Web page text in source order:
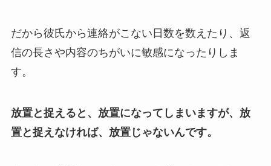
だから彼氏から連絡がこない日数を数えたり、返
信の長さや内容のちがいに敏感になったりしま
す。
放置と捉えると、放置になってしまいますが、放
置と捉えなければ、放置じゃないんです。